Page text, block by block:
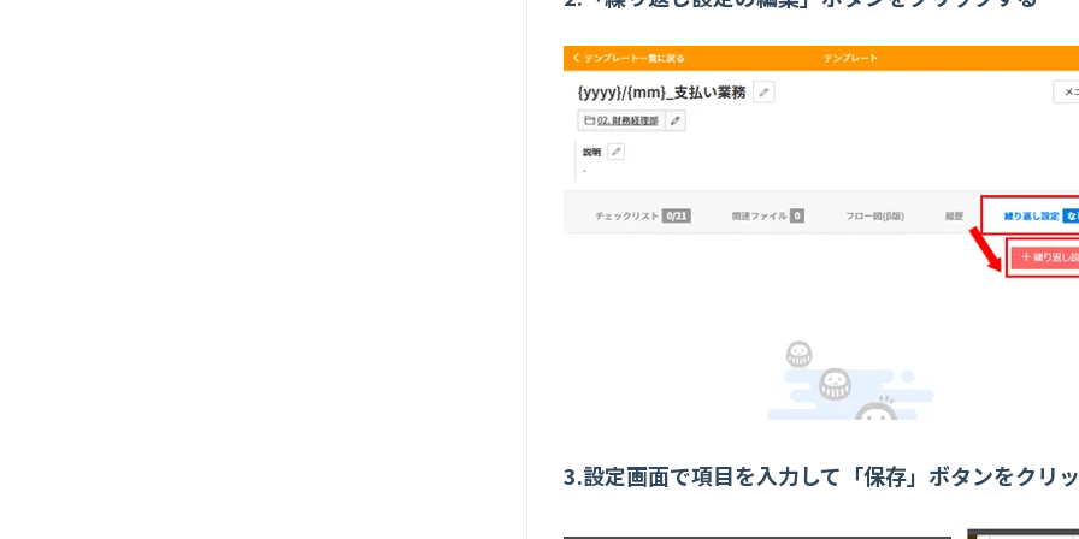
3.設定画面で項目を入力して「保存」ボタンをクリ